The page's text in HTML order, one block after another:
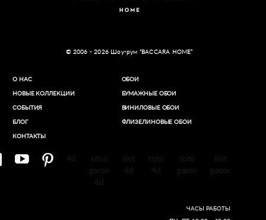
© 2006 - 2026 Шоу-рум “BACCARA HOME”
О НАС
НОВЫЕ КОЛЛЕКЦИИ
СОБЫТИЯ
БЛОГ
КОНТАКТЫ
ОБОИ
БУМАЖНЫЕ ОБОИ
ВИНИЛОВЫЕ ОБОИ​
ФЛИЗЕЛИНОВЫЕ ОБОИ
ЧАСЫ РАБОТЫ